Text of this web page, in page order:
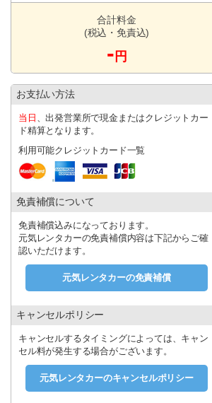
がございます。予めご了承ください。
します。
ます。
す。
合計料金
(税込・免責込)
- 円
お支払い方法
当日 、出発営業所で現金またはクレジットカー
ド精算となります。
利用可能クレジットカード一覧
免責補償について
免責補償込みになっております。
元気レンタカーの免責補償内容は下記からご確
認いただけます。
元気レンタカーの免責補償
キャンセルポリシー
キャンセルするタイミングによっては、キャン
セル料が発生する場合がございます。
元気レンタカーのキャンセルポリシー